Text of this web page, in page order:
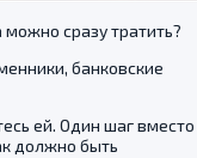
сразу тратить?
банковские
ей. Один шаг вместо
должно быть